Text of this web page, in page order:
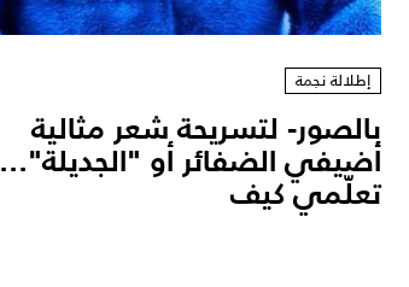
إطلالة نجمة
بالصور- لتسريحة شعر مثالية
أضيفي الضفائر أو "الجديلة"...
تعلّمي كيف